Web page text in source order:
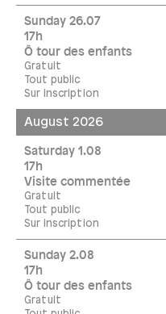
Sunday 26.07
17h
Ô tour des enfants
Gratuit
Tout public
Sur inscription
August 2026
Saturday 1.08
17h
Visite commentée
Gratuit
Tout public
Sur inscription
Sunday 2.08
17h
Ô tour des enfants
Gratuit